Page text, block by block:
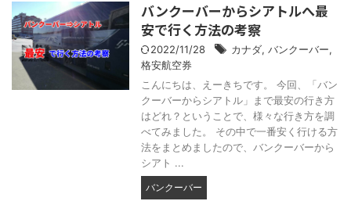
バンクーバーからシアトルへ最
安で行く方法の考察
2022/11/28 カナダ, バンクーバー,
格安航空券
こんにちは、えーきちです。 今回、「バン
クーバーからシアトル」まで最安の行き方
はどれ？ということで、様々な行き方を調
べてみました。 その中で一番安く行ける方
法をまとめましたので、バンクーバーから
シアト ...
バンクーバー